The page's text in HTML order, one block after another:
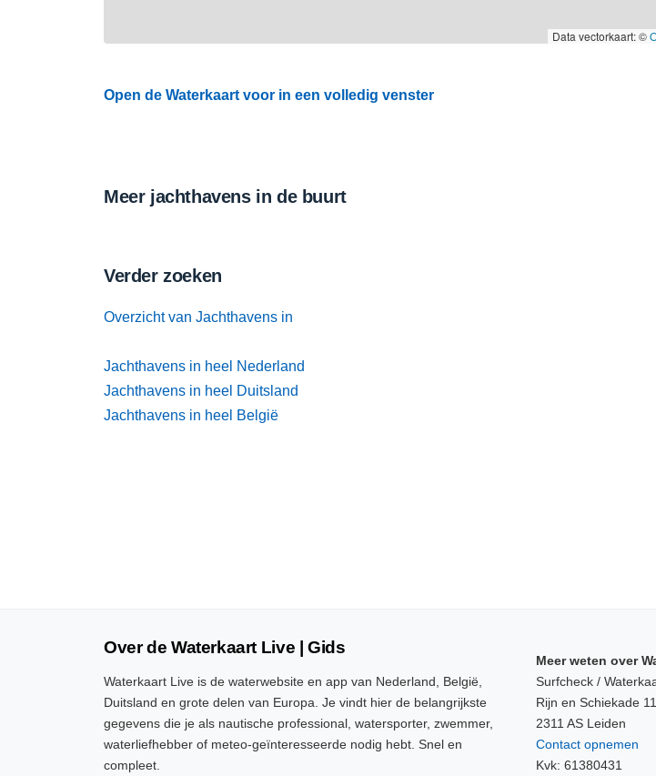
Data vectorkaart: ©
Open de Waterkaart voor in een volledig venster
Meer jachthavens in de buurt
Verder zoeken
Overzicht van Jachthavens in
Jachthavens in heel Nederland
Jachthavens in heel Duitsland
Jachthavens in heel België
Over de Waterkaart Live | Gids
Waterkaart Live is de waterwebsite en app van Nederland, België,
Duitsland en grote delen van Europa. Je vindt hier de belangrijkste
gegevens die je als nautische professional, watersporter, zwemmer,
waterliefhebber of meteo-geïnteresseerde nodig hebt. Snel en
compleet.
Meer weten over
Surfcheck /
Rijn en Schiekade
2311 AS Leiden
Contact opnemen
Kvk: 61380431